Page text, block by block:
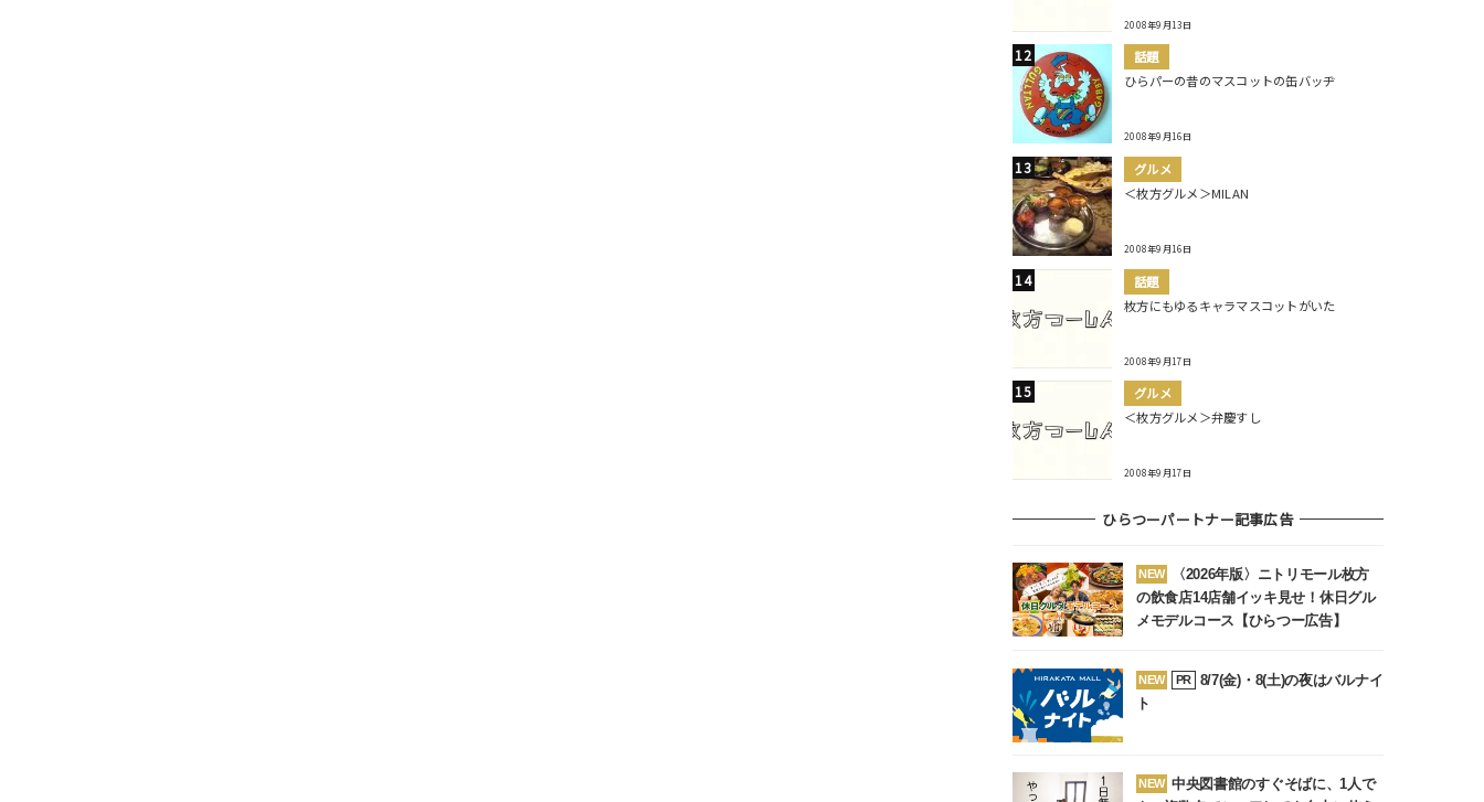
2008年9月13日
話題
ひらパーの昔のマスコットの缶バッヂ
2008年9月16日
グルメ
＜枚方グルメ＞MILAN
2008年9月16日
話題
枚方にもゆるキャラマスコットがいた
2008年9月17日
グルメ
＜枚方グルメ＞弁慶すし
2008年9月17日
ひらつーパートナー記事広告
NEW
〈2026年版〉ニトリモール枚方
の飲食店14店舗イッキ見せ！休日グル
メモデルコース【ひらつー広告】
NEW PR
8/7(金)・8(土)の夜はバルナイ
ト
NEW 中央図書館のすぐそばに、1人で